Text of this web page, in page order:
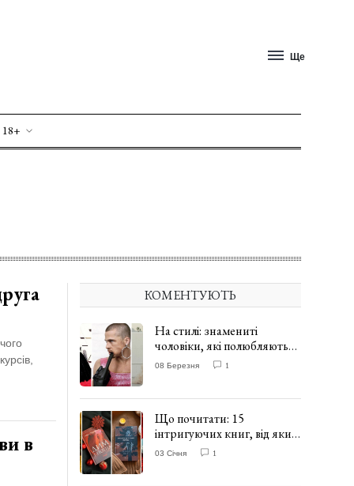
Ще
в
КОМЕНТУЮТЬ
На стилі: знамениті
чоловіки, які полюбляють
одягати сукні. ФОТО
08 Березня 1
Що почитати: 15
інтригуючих книг, від яких
важко відірватись. ФОТО
03 Січня 1